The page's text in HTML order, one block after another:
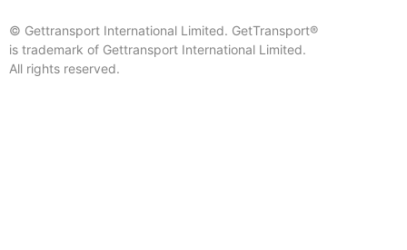
© Gettransport International Limited. GetTransport®
is trademark of Gettransport International Limited.
All rights reserved.